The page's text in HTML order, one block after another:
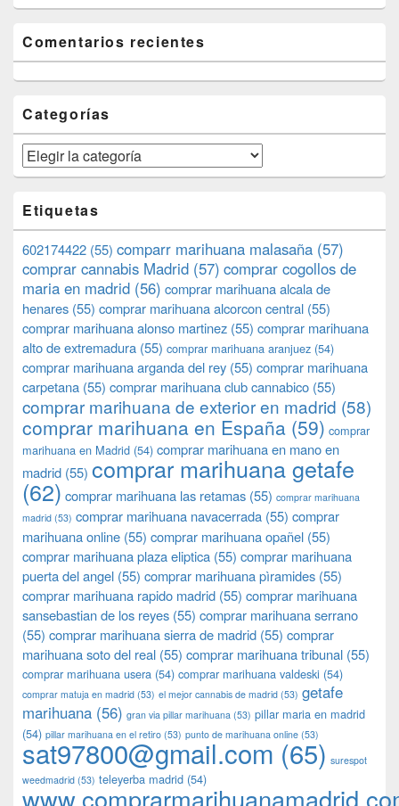
Comentarios recientes
Categorías
Categorías
Etiquetas
602174422 (55) comparr marihuana malasaña (57)
comprar cannabis Madrid (57) comprar cogollos de
maria en madrid (56) comprar marihuana alcala de
henares (55) comprar marihuana alcorcon central (55)
comprar marihuana alonso martinez (55) comprar marihuana
alto de extremadura (55) comprar marihuana aranjuez (54)
comprar marihuana arganda del rey (55) comprar marihuana
carpetana (55) comprar marihuana club cannabico (55)
comprar marihuana de exterior en madrid (58)
comprar marihuana en España (59) comprar
marihuana en Madrid (54) comprar marihuana en mano en
madrid (55) comprar marihuana getafe
(62) comprar marihuana las retamas (55) comprar marihuana
madrid (53) comprar marihuana navacerrada (55) comprar
marihuana online (55) comprar marihuana opañel (55)
comprar marihuana plaza eliptica (55) comprar marihuana
puerta del angel (55) comprar marihuana pìramides (55)
comprar marihuana rapido madrid (55) comprar marihuana
sansebastian de los reyes (55) comprar marihuana serrano
(55) comprar marihuana sierra de madrid (55) comprar
marihuana soto del real (55) comprar marihuana tribunal (55)
comprar marihuana usera (54) comprar marihuana valdeski (54)
comprar matuja en madrid (53) el mejor cannabis de madrid (53) getafe
marihuana (56) gran via pillar marihuana (53) pillar maria en madrid
(54) pillar marihuana en el retiro (53) punto de marihuana online (53)
sat97800@gmail.com (65) surespot
weedmadrid (53) teleyerba madrid (54)